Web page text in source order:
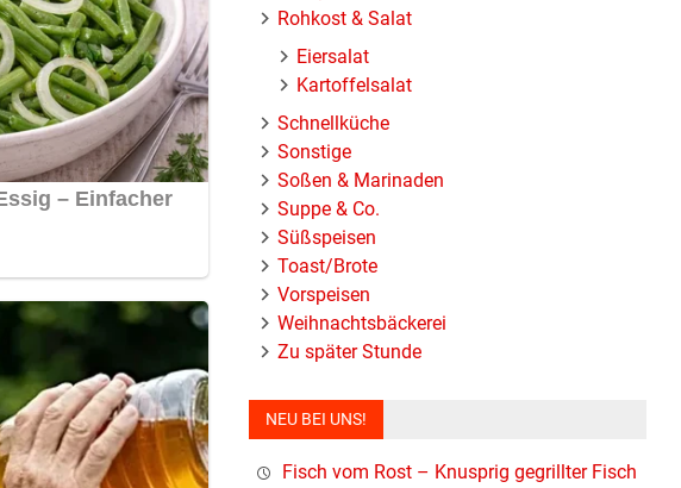
lassen.
Rohkost & Salat
Eiersalat
Kartoffelsalat
Schnellküche
Sonstige
Soßen & Marinaden
Suppe & Co.
Süßspeisen
Toast/Brote
Vorspeisen
Weihnachtsbäckerei
Zu später Stunde
NEU BEI UNS!
Fisch vom Rost – Knusprig gegrillter Fisch